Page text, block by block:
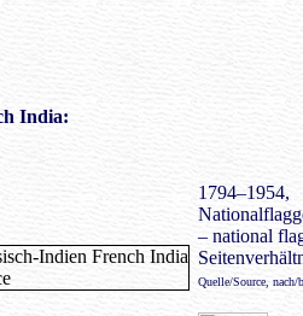
India:
1794–1954,
– national
Quelle/Source,